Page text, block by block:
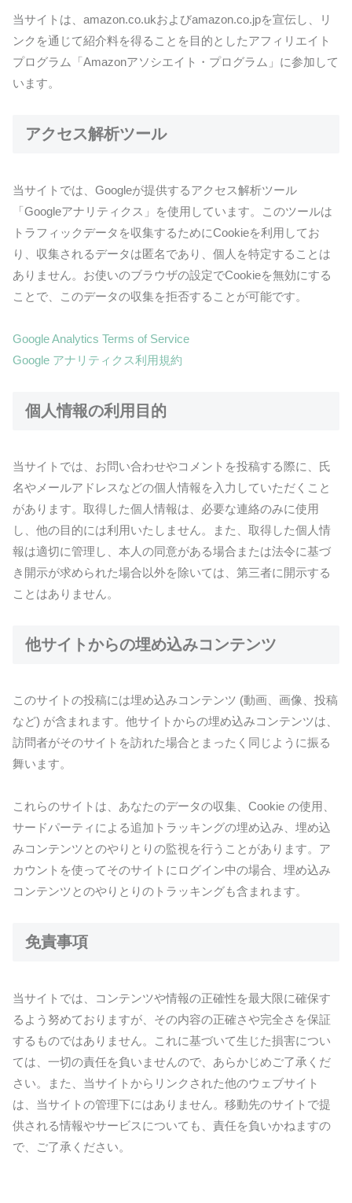
当サイトは、amazon.co.ukおよびamazon.co.jpを宣伝し、リ
ンクを通じて紹介料を得ることを目的としたアフィリエイト
プログラム「Amazonアソシエイト・プログラム」に参加して
います。
アクセス解析ツール
当サイトでは、Googleが提供するアクセス解析ツール
「Googleアナリティクス」を使用しています。このツールは
トラフィックデータを収集するためにCookieを利用してお
り、収集されるデータは匿名であり、個人を特定することは
ありません。お使いのブラウザの設定でCookieを無効にする
ことで、このデータの収集を拒否することが可能です。
Google Analytics Terms of Service
Google アナリティクス利用規約
個人情報の利用目的
当サイトでは、お問い合わせやコメントを投稿する際に、氏
名やメールアドレスなどの個人情報を入力していただくこと
があります。取得した個人情報は、必要な連絡のみに使用
し、他の目的には利用いたしません。また、取得した個人情
報は適切に管理し、本人の同意がある場合または法令に基づ
き開示が求められた場合以外を除いては、第三者に開示する
ことはありません。
他サイトからの埋め込みコンテンツ
このサイトの投稿には埋め込みコンテンツ (動画、画像、投稿
など) が含まれます。他サイトからの埋め込みコンテンツは、
訪問者がそのサイトを訪れた場合とまったく同じように振る
舞います。
これらのサイトは、あなたのデータの収集、Cookie の使用、
サードパーティによる追加トラッキングの埋め込み、埋め込
みコンテンツとのやりとりの監視を行うことがあります。ア
カウントを使ってそのサイトにログイン中の場合、埋め込み
コンテンツとのやりとりのトラッキングも含まれます。
免責事項
当サイトでは、コンテンツや情報の正確性を最大限に確保す
るよう努めておりますが、その内容の正確さや完全さを保証
するものではありません。これに基づいて生じた損害につい
ては、一切の責任を負いませんので、あらかじめご了承くだ
さい。また、当サイトからリンクされた他のウェブサイト
は、当サイトの管理下にはありません。移動先のサイトで提
供される情報やサービスについても、責任を負いかねますの
で、ご了承ください。